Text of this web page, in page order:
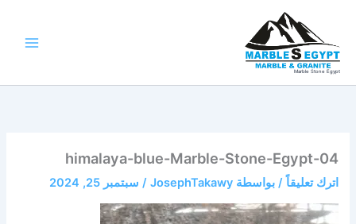
المحتوى
Marble Stone Egypt
himalaya-blue-Marble-Stone-Egypt-04
اترك تعليقاً / بواسطة JosephTakawy
/ سبتمبر 25, 2024